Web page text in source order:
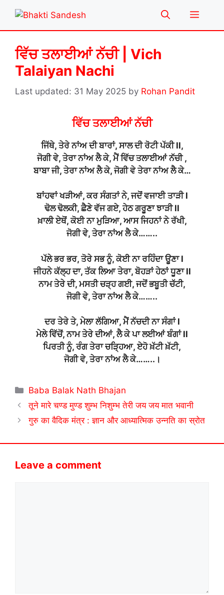
content
Menu
ਵਿੱਚ ਤਲਾਈਆਂ ਨੱਚੀ | Vich
Talaiyan Nachi
31 May 2025 by Rohan Pandit
ਵਿੱਚ ਤਲਾਈਆਂ ਨੱਚੀ
ਜਿੱਥੇ, ਤੇਰੇ ਨਾਂਅ ਦੀ ਬਾਰਾਂ, ਸਾਲ ਦੀ ਰੋਟੀ ਪੱਕੀ ll,
ਜੋਗੀ ਵੇ, ਤੇਰਾ ਨਾਂਅ ਲੈ ਕੇ, ਮੈਂ ਵਿੱਚ ਤਲਾਈਆਂ ਨੱਚੀ ,
ਬਾਬਾ ਜੀ, ਤੇਰਾ ਨਾਂਅ ਲੈ ਕੇ, ਜੋਗੀ ਵੇ ਤੇਰਾ ਨਾਂਅ ਲੈ ਕੇ…
ਬਾਂਹਵਾਂ ਖੜੀਆਂ, ਕਰ ਸੰਗਤਾਂ ਨੇ, ਜਦੋਂ ਵਜਾਈ ਤਾੜੀ l
ਢੋਲ ਢੋਲਕੀ, ਛੈਣੇ ਵੱਜ ਗਏ, ਹੇਠ ਗਰੂਣਾ ਝਾੜੀ ll
ਖ਼ਾਲੀ ਏਥੋਂ, ਕੋਈ ਨਾ ਮੁੜਿਆ, ਆਸ ਜਿਹਨਾਂ ਨੇ ਰੱਖੀ,
ਜੋਗੀ ਵੇ, ਤੇਰਾ ਨਾਂਅ ਲੈ ਕੇ……..
ਪੱਲੇ ਭਰ ਭਰ, ਤੋਰੇ ਸਭ ਨੂੰ, ਕੋਈ ਨਾ ਰਹਿੰਦਾ ਊਣਾ l
ਜੀਹਨੇ ਕੱਲ੍ਹ ਦਾ, ਤੱਕ ਲਿਆ ਤੇਰਾ, ਬੋਹੜਾਂ ਹੇਠਾਂ ਧੂਣਾ ll
ਨਾਮ ਤੇਰੇ ਦੀ, ਮਸਤੀ ਚੜ੍ਹ ਗਈ, ਜਦੋਂ ਭਬੂਤੀ ਚੱਟੀ,
ਜੋਗੀ ਵੇ, ਤੇਰਾ ਨਾਂਅ ਲੈ ਕੇ……..
ਦਰ ਤੇਰੇ ਤੇ, ਮੇਲਾ ਲੱਗਿਆ, ਮੈਂ ਨੱਚਦੀ ਨਾ ਸੰਗਾਂ l
ਮੇਲੇ ਵਿੱਚੋਂ, ਨਾਮ ਤੇਰੇ ਦੀਆਂ, ਲੈ ਕੇ ਪਾ ਲਈਆਂ ਬੰਗਾਂ ll
ਪਿਰਤੀ ਨੂੰ, ਰੰਗ ਤੇਰਾ ਚੜ੍ਹਿਆ, ਏਹੋ ਖ਼ੱਟੀ ਖ਼ੱਟੀ,
ਜੋਗੀ ਵੇ, ਤੇਰਾ ਨਾਂਅ ਲੈ ਕੇ……..।
Categories
Baba Balak Nath Bhajan
तूने मारे चण्ड मुण्ड शुम्भ निशुम्भ तेरी जय जय मात भवानी
गुरु का वैदिक मंत्र : ज्ञान और आध्यात्मिक उन्नति का स्रोत
Leave a comment